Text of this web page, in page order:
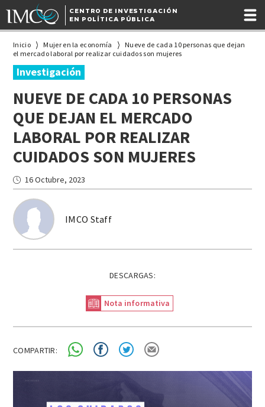
CENTRO DE INVESTIGACIÓN
EN POLÍTICA PÚBLICA
Inicio Mujer en la economía
Nueve de cada 10 personas que dejan
el mercado laboral por realizar cuidados son mujeres
Investigación
NUEVE DE CADA 10 PERSONAS
QUE DEJAN EL MERCADO
LABORAL POR REALIZAR
CUIDADOS SON MUJERES
IMCO Staff
16 Octubre, 2023
DESCARGAS:
Nota informativa
COMPARTIR: